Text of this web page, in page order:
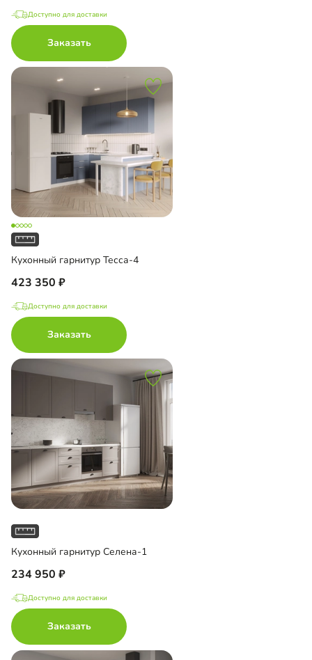
Доступно для доставки
Заказать
Кухонный гарнитур Тесса-4
423 350
Доступно для доставки
Заказать
Кухонный гарнитур Селена-1
234 950
Доступно для доставки
Заказать